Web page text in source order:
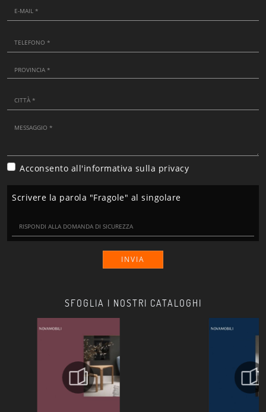
SFOGLIA I NOSTRI CATALOGHI
Acconsento all'informativa sulla privacy
Scrivere la parola "Fragole" al singolare
INVIA